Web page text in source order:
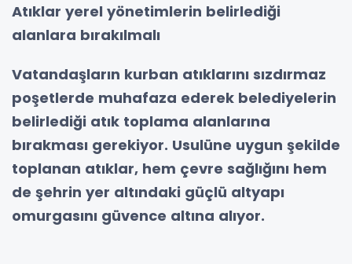
Atıklar yerel yönetimlerin belirlediği
alanlara bırakılmalı
Vatandaşların kurban atıklarını sızdırmaz
poşetlerde muhafaza ederek belediyelerin
belirlediği atık toplama alanlarına
bırakması gerekiyor. Usulüne uygun şekilde
toplanan atıklar, hem çevre sağlığını hem
de şehrin yer altındaki güçlü altyapı
omurgasını güvence altına alıyor.